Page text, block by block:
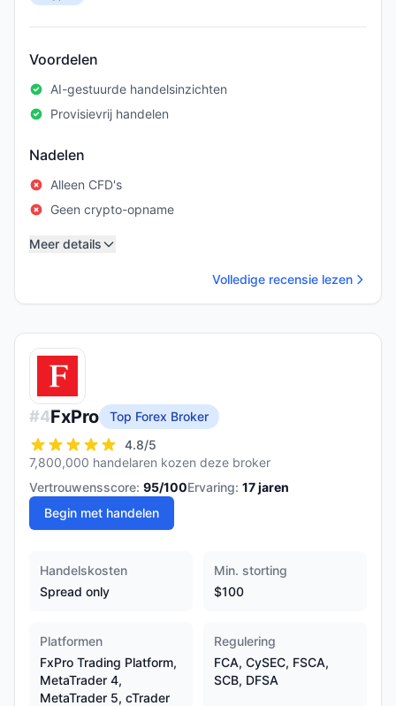
Voordelen
AI-gestuurde handelsinzichten
Provisievrij handelen
Nadelen
Alleen CFD's
Geen crypto-opname
Meer details
Volledige recensie lezen
#4FxPro
Top Forex Broker
4.8/5
7,800,000 handelaren kozen deze broker
Vertrouwensscore: 95/100Ervaring: 17jaren
Begin met handelen
Handelskosten
Spread only
Min. storting
$100
Platformen
FxPro Trading Platform,
MetaTrader 4,
MetaTrader 5, cTrader
Regulering
FCA, CySEC, FSCA,
SCB, DFSA